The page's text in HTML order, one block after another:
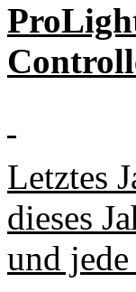
Letztes
dieses
und